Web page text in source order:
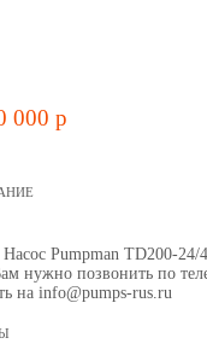
000 p
Pumpman TD200-24/
нужно позвонить по
на info@pumps-rus.ru